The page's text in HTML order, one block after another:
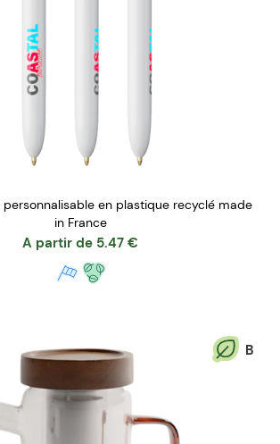
personnalisable en plastique recyclé made
in France
A partir de 5.47 €
B